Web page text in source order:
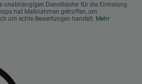
unabhängigen Dienstleister für die Einholung
hat Maßnahmen getroffen, um
um echte Bewertungen handelt. Mehr